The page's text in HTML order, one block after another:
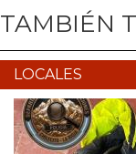
TAMBIÉN
LOCALES